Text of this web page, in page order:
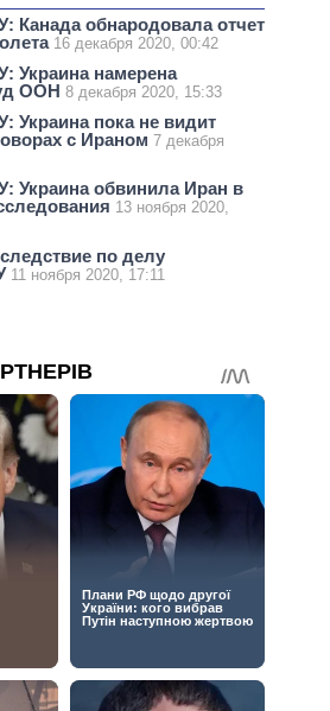
Канада обнародовала отчет
16 декабря 2020, 00:42
Украина намерена
ООН 8 декабря 2020, 15:33
Украина пока не видит
с Ираном 7 декабря
Украина обвинила Иран в
13 ноября 2020,
по делу
11 ноября 2020, 17:11